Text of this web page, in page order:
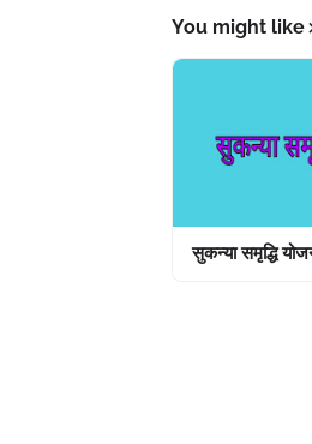
You might like
सुकन्या समृद्धि